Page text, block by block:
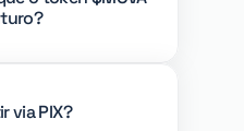
via PIX?